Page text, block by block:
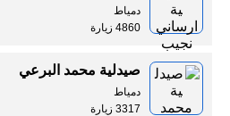
دمياط
4860 زيارة
صيدلية محمد البرعي
دمياط
3317 زيارة